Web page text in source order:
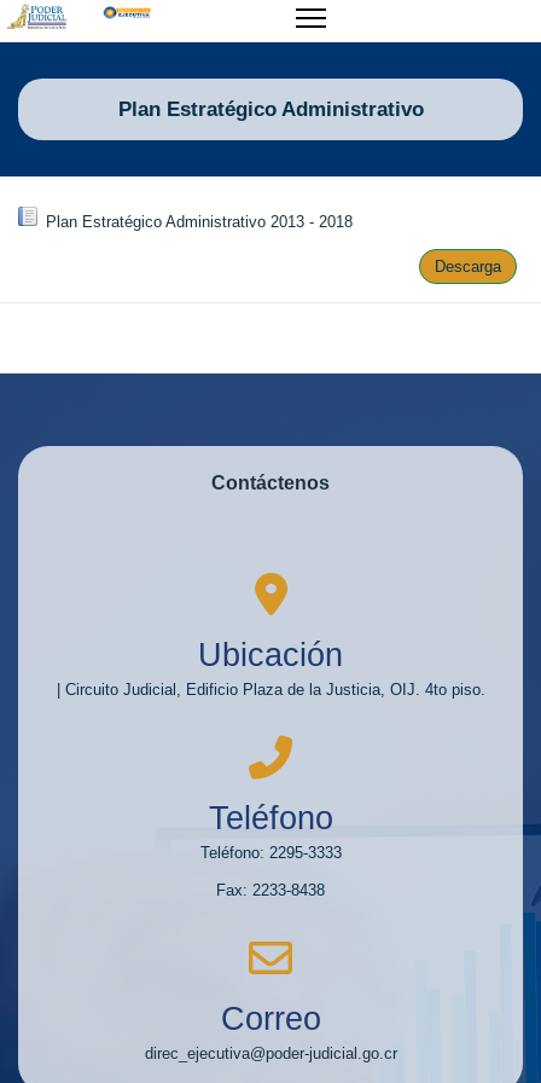
Plan Estratégico Administrativo
Plan Estratégico Administrativo 2013 - 2018
Descarga
Contáctenos
Ubicación
| Circuito Judicial, Edificio Plaza de la Justicia, OIJ. 4to piso.
Teléfono
Teléfono: 2295-3333
Fax: 2233-8438
Correo
direc_ejecutiva@poder-judicial.go.cr